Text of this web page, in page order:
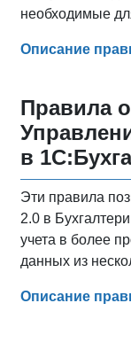
необходимые
Описание
Правила
в
Эти правила
2.0 в
учета в более
данных из
Описание